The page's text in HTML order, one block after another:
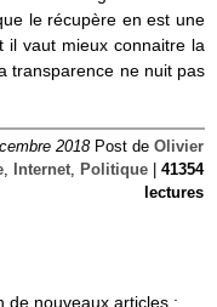
le récupère en est une
il vaut mieux connaitre la
transparence ne nuit pas
2018 Post de Olivier
, Internet, Politique
41354
lectures
de nouveaux articles :